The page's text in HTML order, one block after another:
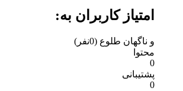
امتیاز کاربران به:
و ناگهان طلوع (0نفر)
محتوا
0
پشتیبانی
0